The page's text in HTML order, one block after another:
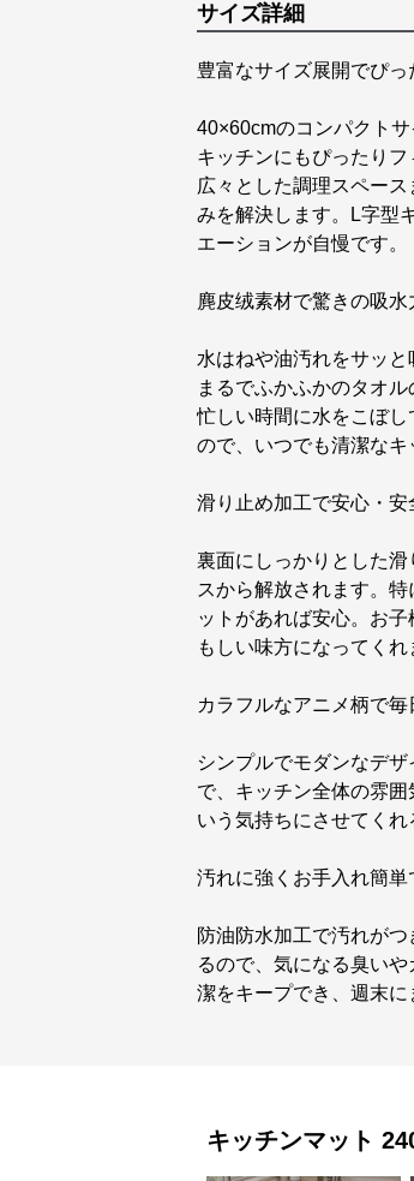
サイズ詳細
豊富なサイズ展開でぴ
40×60cmのコンパクト
キッチンにもぴったり
広々とした調理スペー
みを解決します。L字型
エーションが自慢です。
麂皮绒素材で驚きの吸
水はねや油汚れをサッ
まるでふかふかのタオ
忙しい時間に水をこぼ
ので、いつでも清潔なキ
滑り止め加工で安心・安
裏面にしっかりとした
スから解放されます。
ットがあれば安心。お
もしい味方になってくれ
カラフルなアニメ柄で
シンプルでモダンなデ
で、キッチン全体の雰
いう気持ちにさせてくれ
汚れに強くお手入れ簡
防油防水加工で汚れが
るので、気になる臭い
潔をキープでき、週末に
キッチンマット